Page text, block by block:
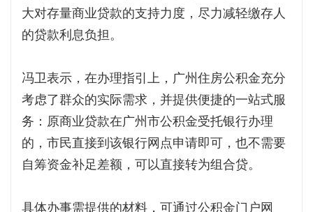
大对存量商业贷款的支持力度，尽力减轻缴存人
的贷款利息负担。
冯卫表示，在办理指引上，广州住房公积金充分
考虑了群众的实际需求，并提供便捷的一站式服
务：原商业贷款在广州市公积金受托银行办理
的，市民直接到该银行网点申请即可，也不需要
自筹资金补足差额，可以直接转为组合贷。
具体办事需提供的材料，可通过公积金门户网